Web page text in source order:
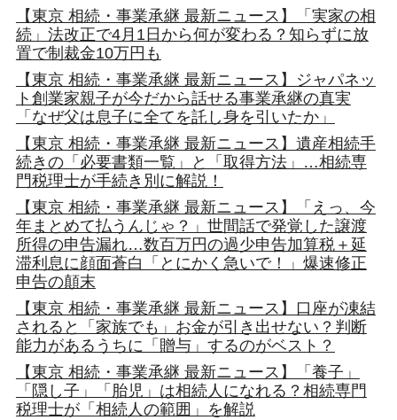
【東京 相続・事業承継 最新ニュース】「実家の相
続」法改正で4月1日から何が変わる？知らずに放
置で制裁金10万円も
【東京 相続・事業承継 最新ニュース】ジャパネッ
ト創業家親子が今だから話せる事業承継の真実
「なぜ父は息子に全てを託し身を引いたか」
【東京 相続・事業承継 最新ニュース】遺産相続手
続きの「必要書類一覧」と「取得方法」…相続専
門税理士が手続き別に解説！
【東京 相続・事業承継 最新ニュース】「えっ、今
年まとめて払うんじゃ？」世間話で発覚した譲渡
所得の申告漏れ…数百万円の過少申告加算税＋延
滞利息に顔面蒼白「とにかく急いで！」爆速修正
申告の顛末
【東京 相続・事業承継 最新ニュース】口座が凍結
されると「家族でも」お金が引き出せない？判断
能力があるうちに「贈与」するのがベスト？
【東京 相続・事業承継 最新ニュース】「養子」
「隠し子」「胎児」は相続人になれる？相続専門
税理士が「相続人の範囲」を解説